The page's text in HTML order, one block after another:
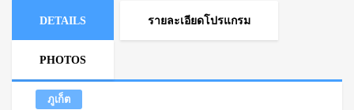
DETAILS รายละเอียดโปรแกรม
PHOTOS
ภูเก็ต